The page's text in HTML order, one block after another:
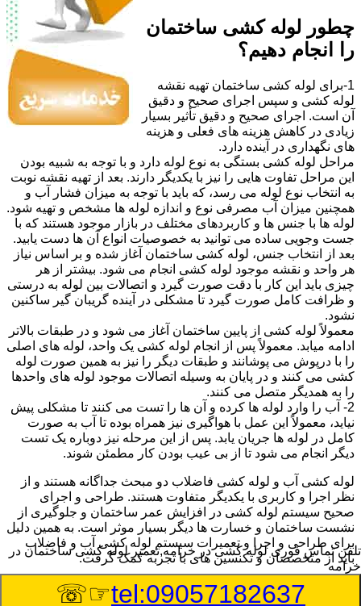
چطور لوله کشی ساختمان
را انجام دهیم؟
1-برای لوله کشی ساختمان تهیه نقشه
لوله کشی و سپس اجرای صحیح و دقیق
آن است. اجرای صحیح و دقیق تأثیر بسیار
زیادی در کاهش هزینه های فعلی و هزینه
های نگهداری در آینده دارد.
مراحل لوله کشی بستگی به نوع لوله دارد و با توجه به شبیه بودن
این مراحل تفاوت هایی را نیز با یکدیگر دارند. بعد از تهیه نقشه نوبت
به انتخاب نوع لوله می رسد، که باید با توجه به میزان فشار آب و
همچنین میزان آب مصرفی نوع و اندازه لوله ها مشخص و تهیه شود.
لوله ها با جنس ها و کاربردهای مختلف در بازار موجود هستند که با
جست وجویی ساده می توانید به خصوصیات انواع آن ها دست یابید.
بعد از انتخاب جنس، لوله کشی ساختمان آغاز شده و بر اساس نیاز
هر واحد و نقشه موجود لوله کشی انجام می شود. بیشتر از هر
چیزی باید این کار با دقت صورت گیرد و اتصالات بین لوله به درستی
و ظرافت کامل صورت گیرد تا مشکلی در آینده گریبان گیر ساکنین
نشود.
معمولاً لوله کشی از پایین ساختمان آغاز می شود و در طبقات بالاتر
ادامه میابد. معمولاً پس از انجام لوله کشی یک واحد، لوله های اصلی
را با درپوش می پوشانند و طبقات دیگر را نیز به همین صورت لوله
کشی می کنند و در پایان به وسیله اتصالات موجود لوله های واحدها
را به همدیگر متصل می کنند.
2- آب را وارد لوله ها کرده و آن ها را تست می کنند تا مشکلی پیش
نیاید، معمولاً این عمل با هواگیری نیز همراه بوده تا آب به صورت
کامل در لوله ها جریان یابد. پس از این مرحله نیز دوباره یک تست
دیگر انجام می شود تا از بی عیب بودن کار مطمئن شوند.
لوله کشی آب و لوله کشی فاضلاب دو مبحث جداگانه هستند و از
نظر اجرا و کاربری با یکدیگر متفاوت هستند. طراحی و اجرای
صحیح سیستم لوله کشی در افزایش عمر ساختمان و جلوگیری از
نشست ساختمان و خسارت ها دیگر بسیار موثر است. به همین دلیل
برای طراحی و اجرا و تعمیرات سیستم لوله کشی آب و فاضلاب
باید از متخصصان و تکنسین های با تجربه کمک گرفت.
:Published Date
تلفن تماس فوریلوله کشی در خرامه,تعمیر لوله کشی ساختمان در
خرامه
tel:09057182637
☞☏